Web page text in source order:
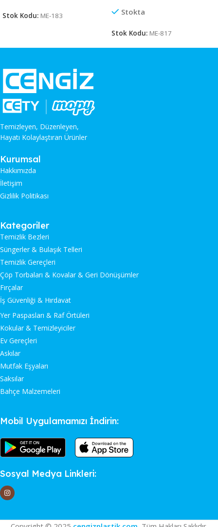
Stok Kodu: ME-183 Stokta
Stok Kodu: ME-817
Temizleyen, Düzenleyen,
Hayatı Kolaylaştıran Ürünler
Kurumsal
Hakkımızda
İletişim
Gizlilik Politikası
Kategoriler
Temizlik Bezleri
Süngerler & Bulaşık Telleri
Temizlik Gereçleri
Çöp Torbaları & Kovalar & Geri Dönüşümler
Fırçalar
İş Güvenliği & Hırdavat
Yer Paspasları & Raf Örtüleri
Kokular & Temizleyiciler
Ev Gereçleri
Askılar
Mutfak Eşyaları
Saksılar
Bahçe Malzemeleri
Mobil Uygulamamızı İndirin:
Sosyal Medya Linkleri: